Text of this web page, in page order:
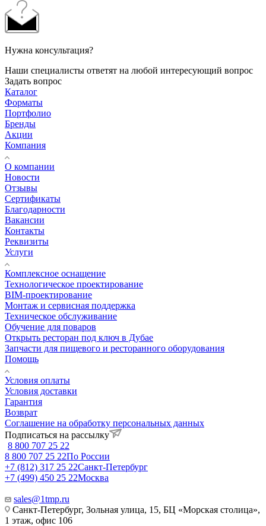
Нужна консультация?
Наши специалисты ответят на любой интересующий вопрос
Задать вопрос
Каталог
Форматы
Портфолио
Бренды
Акции
Компания
О компании
Новости
Отзывы
Сертификаты
Благодарности
Вакансии
Контакты
Реквизиты
Услуги
Комплексное оснащение
Технологическое проектирование
BIM-проектирование
Монтаж и сервисная поддержка
Техническое обслуживание
Обучение для поваров
Открыть ресторан под ключ в Дубае
Запчасти для пищевого и ресторанного оборудования
Помощь
Условия оплаты
Условия доставки
Гарантия
Возврат
Соглашение на обработку персональных данных
Подписаться на рассылку
8 800 707 25 22
8 800 707 25 22По России
+7 (812) 317 25 22Санкт-Петербург
+7 (499) 450 25 22Москва
sales@1tmp.ru
Санкт-Петербург, Зольная улица, 15, БЦ «Морская столица»,
1 этаж, офис 106